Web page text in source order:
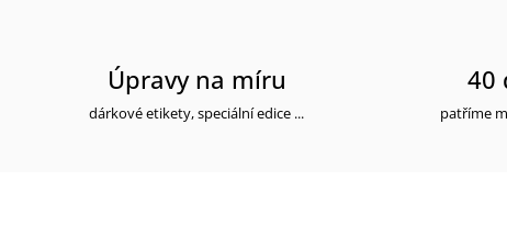
Úpravy na míru
dárkové etikety, speciální edice ...
40
patříme